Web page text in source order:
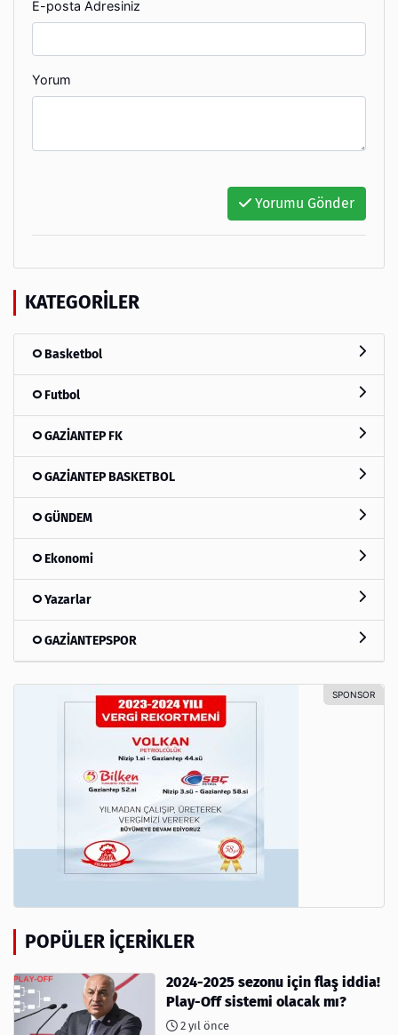
E-posta Adresiniz
Yorum
Yorumu Gönder
KATEGORILER
Basketbol
Futbol
GAZİANTEP FK
GAZİANTEP BASKETBOL
GÜNDEM
Ekonomi
Yazarlar
GAZİANTEPSPOR
POPÜLER İÇERIKLER
2024-2025 sezonu için flaş iddia!
Play-Off sistemi olacak mı?
2 yıl önce